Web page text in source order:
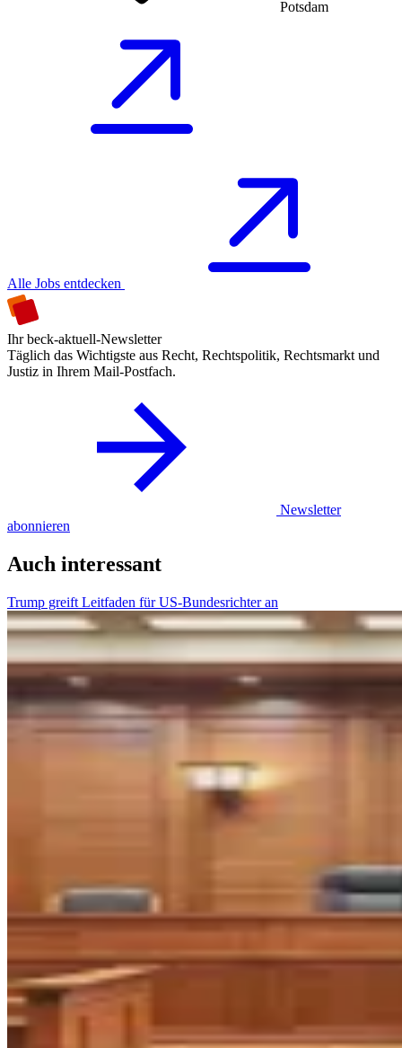
Potsdam
Alle Jobs entdecken
Ihr beck-aktuell-Newsletter
Täglich das Wichtigste aus Recht, Rechtspolitik, Rechtsmarkt und
Justiz in Ihrem Mail-Postfach.
Newsletter
abonnieren
Auch interessant
Trump greift Leitfaden für US-Bundesrichter an